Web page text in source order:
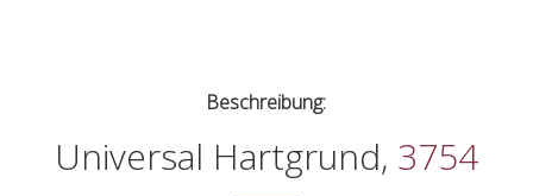
Beschreibung:
Universal Hartgrund, 3754